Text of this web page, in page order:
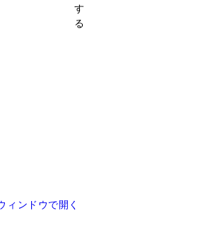
す
る
ィンドウで開く